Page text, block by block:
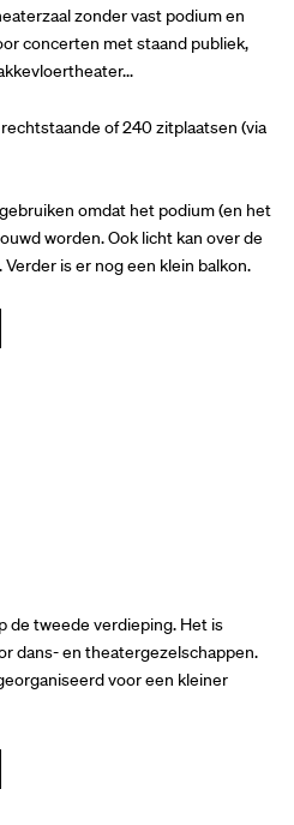
zonder vast podium en
concerten met staand publiek,
of 240 zitplaatsen (via
omdat het podium (en het
worden. Ook licht kan over de
is er nog een klein balkon.
de tweede verdieping. Het is
dans- en theatergezelschappen.
voor een kleiner